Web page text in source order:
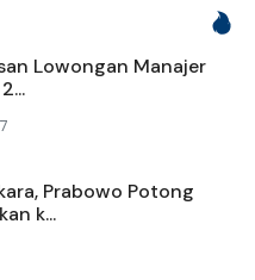
Lowongan Manajer
Prabowo Potong
k...